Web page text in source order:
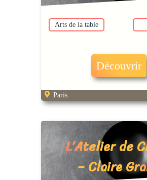
Arts de la table
Découvrir
Paris
L’Atelier de
– Claire